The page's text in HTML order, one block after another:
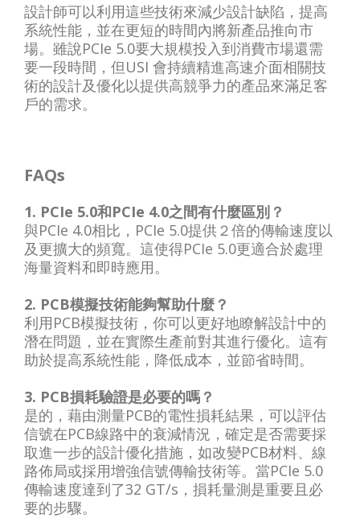
設計師可以利用這些技術來減少設計缺陷，提高
系統性能，並在更短的時間內將新產品推向市
場。雖說PCIe 5.0要大規模投入到消費市場還需
要一段時間，但USI 會持續精進高速介面相關技
術的設計及優化以提供高競爭力的產品來滿足客
戶的需求。
FAQs
1. PCIe 5.0和PCIe 4.0之間有什麼區別？
與PCIe 4.0相比，PCIe 5.0提供２倍的傳輸速度以
及更擴大的頻寬。這使得PCIe 5.0更適合於處理
海量資料和即時應用。
2. PCB模擬技術能夠幫助什麼？
利用PCB模擬技術，你可以更好地瞭解設計中的
潛在問題，並在實際生產前對其進行優化。這有
助於提高系統性能，降低成本，並節省時間。
3. PCB損耗驗證是必要的嗎？
是的，藉由測量PCB的電性損耗結果，可以評估
信號在PCB線路中的衰減情況，確定是否需要採
取進一步的設計優化措施，如改變PCB材料、線
路佈局或採用增強信號傳輸技術等。當PCIe 5.0
傳輸速度達到了32 GT/s，損耗量測是重要且必
要的步驟。